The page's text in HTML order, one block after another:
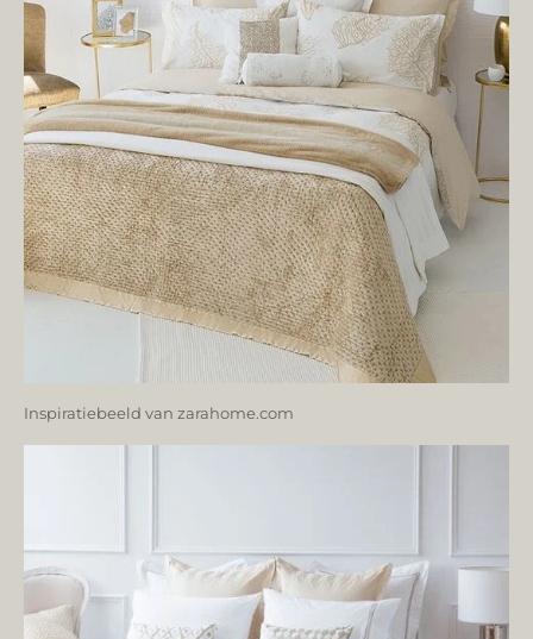
Inspiratiebeeld van zarahome.com